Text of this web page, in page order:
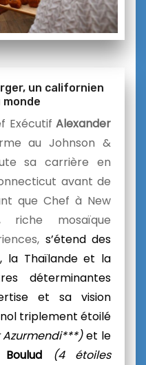
un californien
Exécutif Alexander
au Johnson &
sa carrière en
avant de
que Chef à New
riche mosaïque
s’étend des
la Thaïlande et la
déterminantes
et sa vision
triplement étoilé
Azurmendi***)et le
(4 étoiles